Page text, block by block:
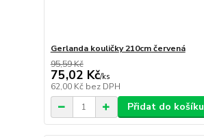
Gerlanda kouličky 210cm červená
95,59 Kč
75,02 Kč/ks
62,00 Kč bez DPH
Přidat do košíku